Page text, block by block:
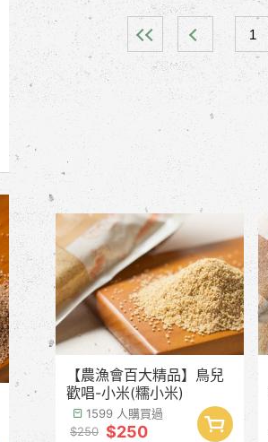
1
【農漁會百大精品】鳥兒
歡唱-小米(糯小米)
1599 人購買過
$250 $250